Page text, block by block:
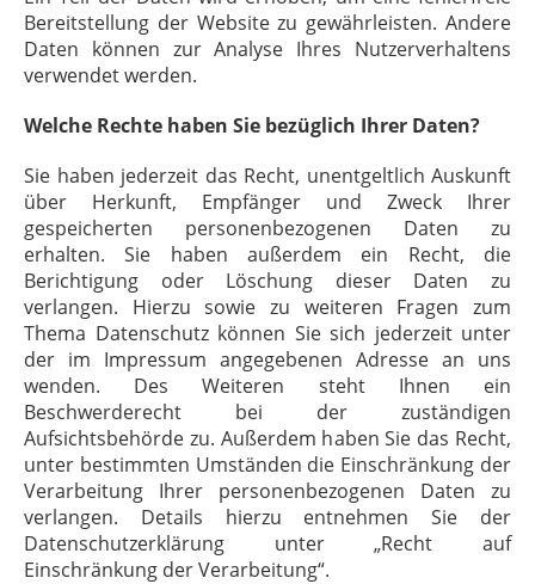
Bereitstellung der Website zu gewährleisten. Andere
Daten können zur Analyse Ihres Nutzerverhaltens
verwendet werden.
Welche Rechte haben Sie bezüglich Ihrer Daten?
Sie haben jederzeit das Recht, unentgeltlich Auskunft
über Herkunft, Empfänger und Zweck Ihrer
gespeicherten personenbezogenen Daten zu
erhalten. Sie haben außerdem ein Recht, die
Berichtigung oder Löschung dieser Daten zu
verlangen. Hierzu sowie zu weiteren Fragen zum
Thema Datenschutz können Sie sich jederzeit unter
der im Impressum angegebenen Adresse an uns
wenden. Des Weiteren steht Ihnen ein
Beschwerderecht bei der zuständigen
Aufsichtsbehörde zu. Außerdem haben Sie das Recht,
unter bestimmten Umständen die Einschränkung der
Verarbeitung Ihrer personenbezogenen Daten zu
verlangen. Details hierzu entnehmen Sie der
Datenschutzerklärung unter „Recht auf
Einschränkung der Verarbeitung“.